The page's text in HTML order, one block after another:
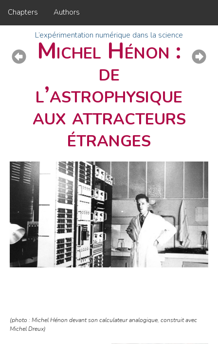
Chapters Authors
L’expérimentation numérique dans la science
Michel Hénon :
de
l’astrophysique
aux attracteurs
étranges
(photo : Michel Hénon devant son calculateur analogique, construit avec
Michel Dreux)